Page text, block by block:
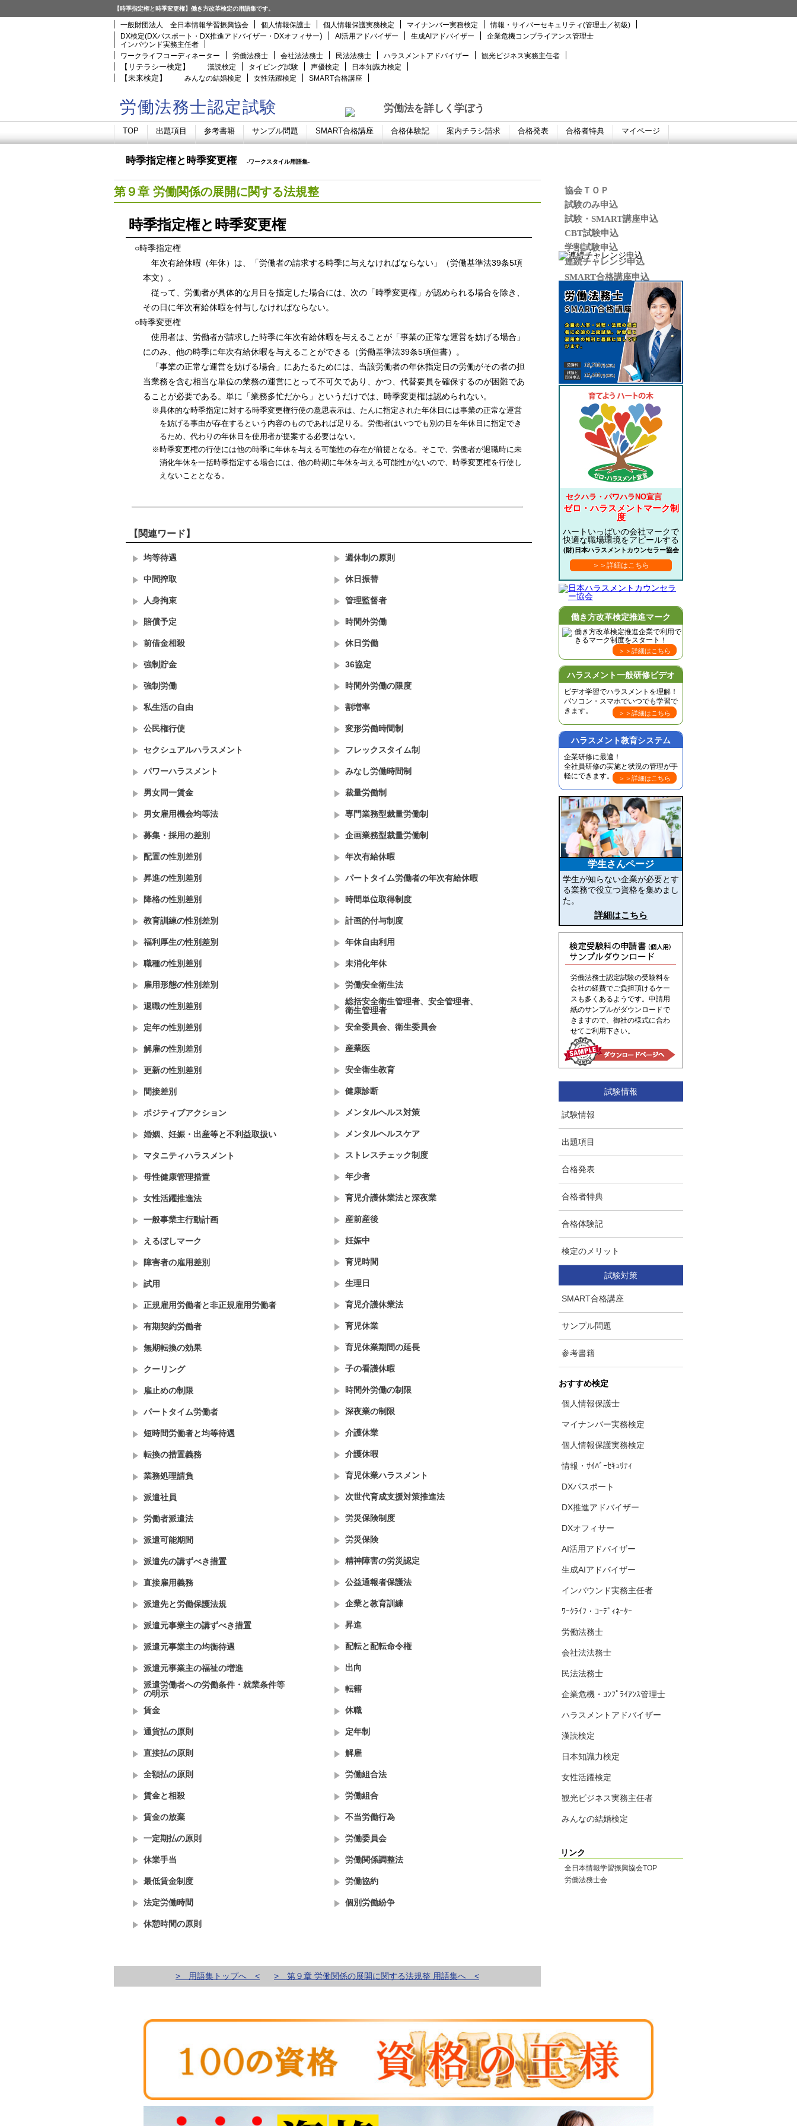
【時季指定権と時季変更権】働き方改革検定の用語集です。
一般財団法人 全日本情報学習振興協会 個人情報保護士 個人情報保護実務検定 マイナンバー実務検定
情報・サイバーセキュリティ(管理士／初級)
DX検定(DXパスポート・DX推進アドバイザー・DXオフィサー) AI活用アドバイザー 生成AIアドバイザー
企業危機コンプライアンス管理士
インバウンド実務主任者
ワークライフコーディネーター
労働法務士 会社法法務士 民法法務士 ハラスメントアドバイザー 観光ビジネス実務主任者
【リテラシー検定】 漢読検定 タイピング試験 声優検定 日本知識力検定
【未来検定】 みんなの結婚検定 女性活躍検定 SMART合格講座
労働法務士認定試験 労働法を詳しく学ぼう
TOP 出題項目 参考書籍 サンプル問題 SMART合格講座 合格体験記 案内チラシ請求 合格発表 合格者特典 マイページ
時季指定権と時季変更権 -ワークスタイル用語集-
第９章 労働関係の展開に関する法規整
時季指定権と時季変更権
○時季指定権
年次有給休暇（年休）は、「労働者の請求する時季に与えなければならない」（労働基準法39条5項
本文）。
従って、労働者が具体的な月日を指定した場合には、次の「時季変更権」が認められる場合を除き、
その日に年次有給休暇を付与しなければならない。
○時季変更権
使用者は、労働者が請求した時季に年次有給休暇を与えることが「事業の正常な運営を妨げる場合」
にのみ、他の時季に年次有給休暇を与えることができる（労働基準法39条5項但書）。
「事業の正常な運営を妨げる場合」にあたるためには、当該労働者の年休指定日の労働がその者の担
当業務を含む相当な単位の業務の運営にとって不可欠であり、かつ、代替要員を確保するのが困難であ
ることが必要である。単に「業務多忙だから」というだけでは、時季変更権は認められない。
※具体的な時季指定に対する時季変更権行使の意思表示は、たんに指定された年休日には事業の正常な運営
を妨げる事由が存在するという内容のものであれば足りる。労働者はいつでも別の日を年休日に指定でき
るため、代わりの年休日を使用者が提案する必要はない。
※時季変更権の行使には他の時季に年休を与える可能性の存在が前提となる。そこで、労働者が退職時に未
消化年休を一括時季指定する場合には、他の時期に年休を与える可能性がないので、時季変更権を行使し
えないこととなる。
【関連ワード】
均等待遇
中間搾取
人身拘束
賠償予定
前借金相殺
強制貯金
強制労働
私生活の自由
公民権行使
セクシュアルハラスメント
パワーハラスメント
男女同一賃金
男女雇用機会均等法
募集・採用の差別
配置の性別差別
昇進の性別差別
降格の性別差別
教育訓練の性別差別
福利厚生の性別差別
職種の性別差別
雇用形態の性別差別
退職の性別差別
定年の性別差別
解雇の性別差別
更新の性別差別
間接差別
ポジティブアクション
婚姻、妊娠・出産等と不利益取扱い
マタニティハラスメント
母性健康管理措置
女性活躍推進法
一般事業主行動計画
えるぼしマーク
障害者の雇用差別
試用
正規雇用労働者と非正規雇用労働者
有期契約労働者
無期転換の効果
クーリング
雇止めの制限
パートタイム労働者
短時間労働者と均等待遇
転換の措置義務
業務処理請負
派遣社員
労働者派遣法
派遣可能期間
派遣先の講ずべき措置
直接雇用義務
派遣先と労働保護法規
派遣元事業主の講ずべき措置
派遣元事業主の均衡待遇
派遣元事業主の福祉の増進
派遣労働者への労働条件・就業条件等
の明示
賃金
通貨払の原則
直接払の原則
全額払の原則
賃金と相殺
賃金の放棄
一定期払の原則
休業手当
最低賃金制度
法定労働時間
休憩時間の原則
週休制の原則
休日振替
管理監督者
時間外労働
休日労働
36協定
時間外労働の限度
割増率
変形労働時間制
フレックスタイム制
みなし労働時間制
裁量労働制
専門業務型裁量労働制
企画業務型裁量労働制
年次有給休暇
パートタイム労働者の年次有給休暇
時間単位取得制度
計画的付与制度
年休自由利用
未消化年休
労働安全衛生法
総括安全衛生管理者、安全管理者、
衛生管理者
安全委員会、衛生委員会
産業医
安全衛生教育
健康診断
メンタルヘルス対策
メンタルヘルスケア
ストレスチェック制度
年少者
育児介護休業法と深夜業
産前産後
妊娠中
育児時間
生理日
育児介護休業法
育児休業
育児休業期間の延長
子の看護休暇
時間外労働の制限
深夜業の制限
介護休業
介護休暇
育児休業ハラスメント
次世代育成支援対策推進法
労災保険制度
労災保険
精神障害の労災認定
公益通報者保護法
企業と教育訓練
昇進
配転と配転命令権
出向
転籍
休職
定年制
解雇
労働組合法
労働組合
不当労働行為
労働委員会
労働関係調整法
労働協約
個別労働紛争
> 用語集トップへ < > 第９章 労働関係の展開に関する法規整 用語集へ <
協会ＴＯＰ
試験のみ申込
試験・SMART講座申込
CBT試験申込
学割試験申込
連続チャレンジ申込
SMART合格講座申込
セクハラ・パワハラNO宣言
ゼロ・ハラスメントマーク制
度
ハートいっぱいの会社マークで
快適な職場環境をアピールする
(財)日本ハラスメントカウンセラー協会
＞＞詳細はこちら
働き方改革検定推進マーク
働き方改革検定推進企業で利用で
きるマーク制度をスタート！
＞＞詳細はこちら
ハラスメント一般研修ビデオ
ビデオ学習でハラスメントを理解！
パソコン・スマホでいつでも学習で
きます。
＞＞詳細はこちら
ハラスメント教育システム
企業研修に最適！
全社員研修の実施と状況の管理が手
軽にできます。
＞＞詳細はこちら
学生さんページ
学生が知らない企業が必要とす
る業務で役立つ資格を集めまし
た。
詳細はこちら
労働法務士認定試験の受験料を
会社の経費でご負担頂けるケー
スも多くあるようです。申請用
紙のサンプルがダウンロードで
きますので、御社の様式に合わ
せてご利用下さい。
試験情報
試験情報
出題項目
合格発表
合格者特典
合格体験記
検定のメリット
試験対策
SMART合格講座
サンプル問題
参考書籍
おすすめ検定
個人情報保護士
マイナンバー実務検定
個人情報保護実務検定
情報・ｻｲﾊﾞｰｾｷｭﾘﾃｨ
DXパスポート
DX推進アドバイザー
DXオフィサー
AI活用アドバイザー
生成AIアドバイザー
インバウンド実務主任者
ﾜｰｸﾗｲﾌ・ｺｰﾃﾞｨﾈｰﾀｰ
労働法務士
会社法法務士
民法法務士
企業危機・ｺﾝﾌﾟﾗｲｱﾝｽ管理士
ハラスメントアドバイザー
漢読検定
日本知識力検定
女性活躍検定
観光ビジネス実務主任者
みんなの結婚検定
リンク
全日本情報学習振興協会TOP
労働法務士会